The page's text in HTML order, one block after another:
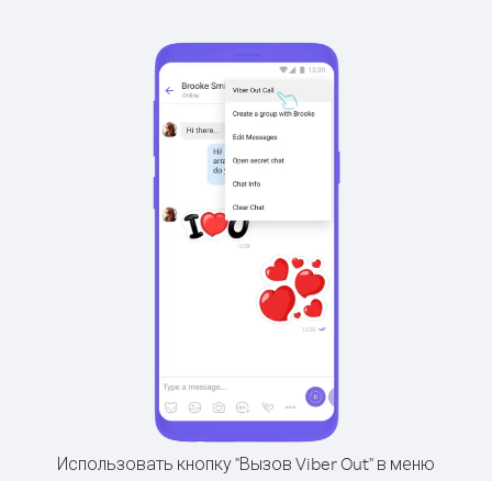
Использовать кнопку "Вызов Viber Out" в меню